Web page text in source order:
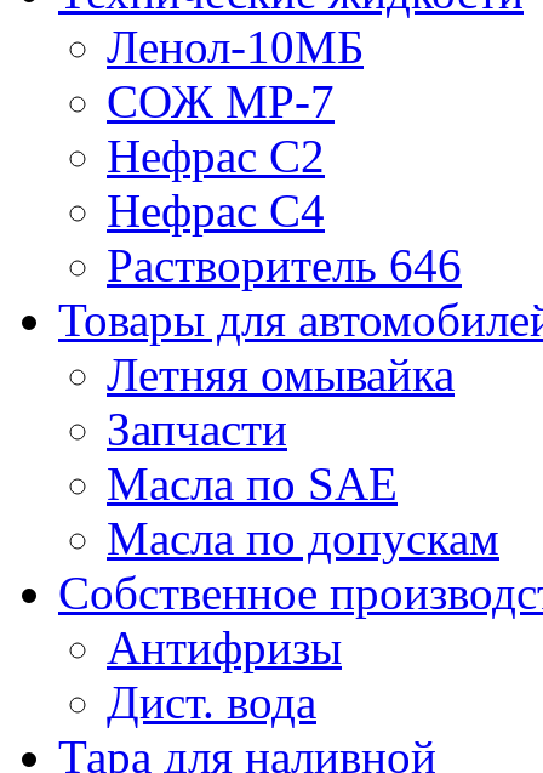
Ленол-10МБ
СОЖ МР-7
Нефрас С2
Нефрас С4
Растворитель 646
Товары для
Летняя омывайка
Запчасти
Масла по SAE
Масла по допускам
Собственное
Антифризы
Дист. вода
Тара для наливной